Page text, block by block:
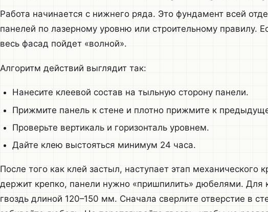
Работа начинается с нижнего ряда. Это фундамент всей
панелей по лазерному уровню или строительному правилу.
весь фасад пойдет «волной».
Алгоритм действий выглядит так:
Нанесите клеевой состав на тыльную сторону панели.
Прижмите панель к стене и плотно прижмите к
Проверьте вертикаль и горизонталь уровнем.
Дайте клею выстояться минимум 24 часа.
После того как клей застыл, наступает этап механического
держит крепко, панели нужно «пришпилить» дюбелями. Для
гвоздь длиной 120–150 мм. Сначала сверлите отверстие в